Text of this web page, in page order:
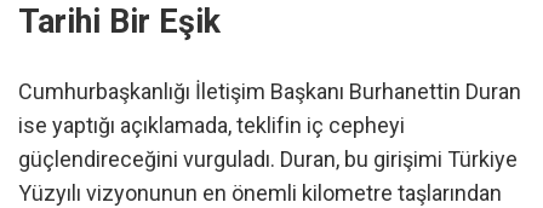
Tarihi Bir Eşik
Cumhurbaşkanlığı İletişim Başkanı Burhanettin Duran
ise yaptığı açıklamada, teklifin iç cepheyi
güçlendireceğini vurguladı. Duran, bu girişimi Türkiye
Yüzyılı vizyonunun en önemli kilometre taşlarından